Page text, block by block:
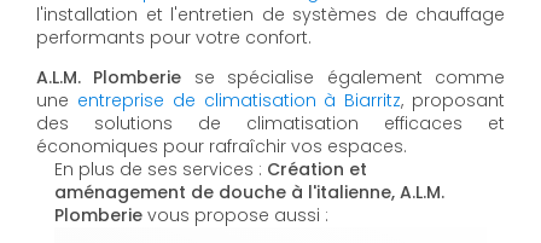
l'installation et l'entretien de systèmes de chauffage
performants pour votre confort.
A.L.M. Plomberie se spécialise également comme
une entreprise de climatisation à Biarritz, proposant
des solutions de climatisation efficaces et
économiques pour rafraîchir vos espaces.
En plus de ses services : Création et
aménagement de douche à l'italienne, A.L.M.
Plomberie vous propose aussi :